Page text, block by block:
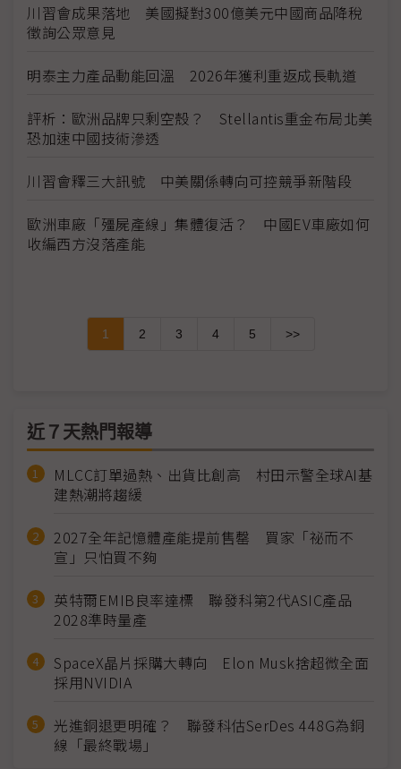
川習會成果落地 美國擬對300億美元中國商品降稅
徵詢公眾意見
明泰主力產品動能回溫 2026年獲利重返成長軌道
評析：歐洲品牌只剩空殼？ Stellantis重金布局北美
恐加速中國技術滲透
川習會釋三大訊號 中美關係轉向可控競爭新階段
歐洲車廠「殭屍產線」集體復活？ 中國EV車廠如何
收編西方沒落產能
1 2 3 4 5 >>
近７天熱門報導
MLCC訂單過熱、出貨比創高 村田示警全球AI基
建熱潮將趨緩
2027全年記憶體產能提前售罄 買家「祕而不
宣」只怕買不夠
英特爾EMIB良率達標 聯發科第2代ASIC產品
2028準時量產
SpaceX晶片採購大轉向 Elon Musk捨超微全面
採用NVIDIA
光進銅退更明確？ 聯發科估SerDes 448G為銅
線「最終戰場」